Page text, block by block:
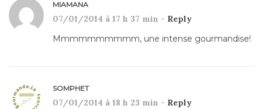
MIAMANA
07/01/2014 à 17 h 37 min - Reply
Mmmmmmmmmm, une intense gourmandise!
SOMPHET
07/01/2014 à 18 h 23 min - Reply